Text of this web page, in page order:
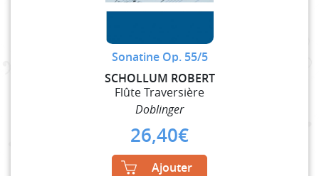
Sonatine Op. 55/5
SCHOLLUM ROBERT
Flûte Traversière
Doblinger
26,40€
Ajouter